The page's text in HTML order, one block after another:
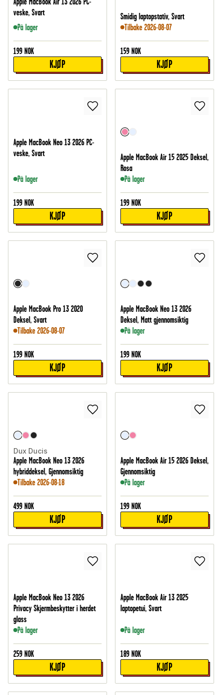
veske, Svart
På lager
199 NOK
KJØP
Smidig laptopstativ, Svart
Tilbake 2026-08-07
159 NOK
KJØP
Apple MacBook Neo 13 2026 PC-
veske, Svart
På lager
199 NOK
KJØP
Apple MacBook Air 15 2025 Deksel,
Rosa
På lager
199 NOK
KJØP
Apple MacBook Pro 13 2020
Deksel, Svart
Tilbake 2026-08-07
199 NOK
KJØP
Apple MacBook Neo 13 2026
Deksel, Matt gjennomsiktig
På lager
199 NOK
KJØP
Dux Ducis
Apple MacBook Neo 13 2026
hybriddeksel, Gjennomsiktig
Tilbake 2026-08-18
499 NOK
KJØP
Apple MacBook Air 15 2026 Deksel,
Gjennomsiktig
På lager
199 NOK
KJØP
Apple MacBook Neo 13 2026
Privacy Skjermbeskytter i herdet
glass
På lager
259 NOK
KJØP
Apple MacBook Air 13 2025
laptopetui, Svart
På lager
189 NOK
KJØP